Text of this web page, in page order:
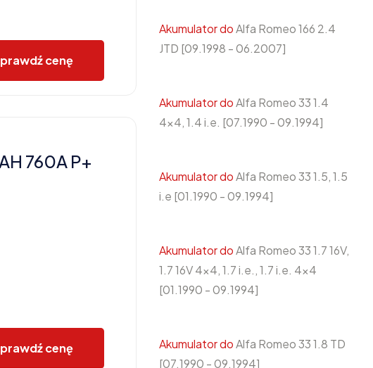
cenę
760A P+
cenę
Akumulator doAlfa Romeo 166 2.4
JTD [09.1998 - 06.2007]
Akumulator doAlfa Romeo 33 1.4
4x4, 1.4 i.e. [07.1990 - 09.1994]
Akumulator doAlfa Romeo 33 1.5, 1.5
i.e [01.1990 - 09.1994]
Akumulator doAlfa Romeo 33 1.7 16V,
1.7 16V 4x4, 1.7 i.e., 1.7 i.e. 4x4
[01.1990 - 09.1994]
Akumulator doAlfa Romeo 33 1.8 TD
[07.1990 - 09.1994]